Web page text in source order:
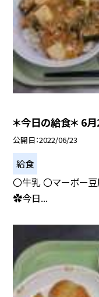
＊今日の給食＊ 6
公開日 2022/06/23
給食
〇牛乳 〇マーボー豆
✿今日...